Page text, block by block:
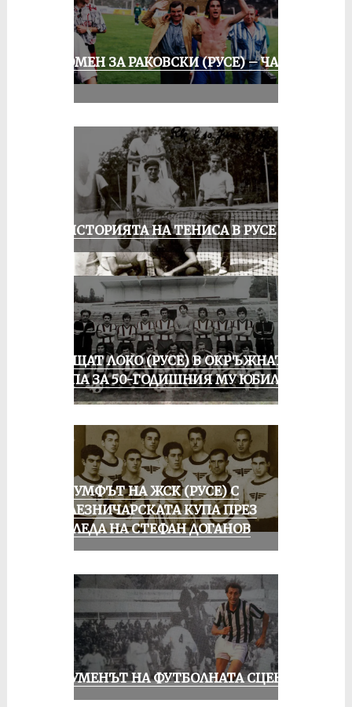
СПОМЕН ЗА РАКОВСКИ (РУСЕ) – ЧАСТ
ЗА ИСТОРИЯТА НА ТЕНИСА В РУСЕ
ПРАЩАТ ЛОКО (РУСЕ) В ОКРЪЖНАТА
ГРУПА ЗА 50-ГОДИШНИЯ МУ ЮБИЛЕЙ
ТРИУМФЪТ НА ЖСК (РУСЕ) С
ЖЕЛЕЗНИЧАРСКАТА КУПА ПРЕЗ
ПОГЛЕДА НА СТЕФАН ДОГАНОВ
ШОУМЕНЪТ НА ФУТБОЛНАТА СЦЕНА